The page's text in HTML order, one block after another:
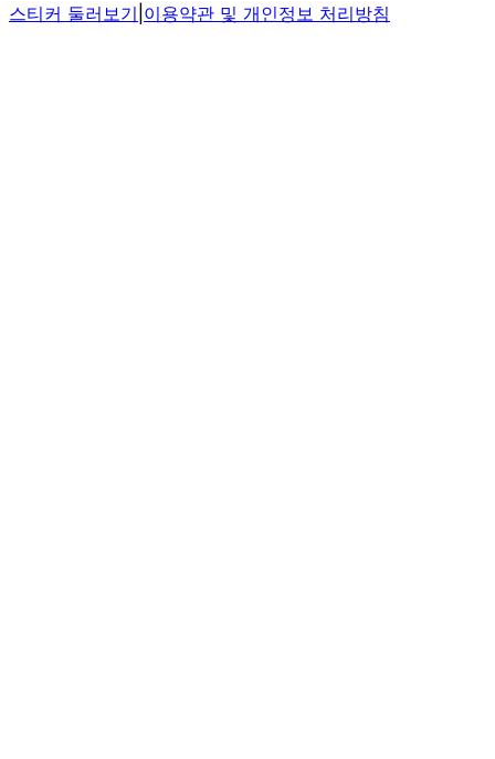
스티커 둘러보기 이용약관 및 개인정보 처리방침